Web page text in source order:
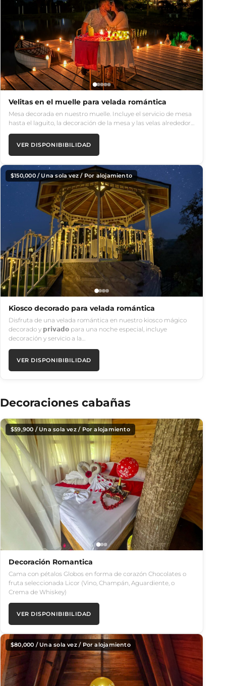
Velitas en el muelle para velada romántica
Mesa decorada en nuestro muelle. Incluye el servicio de mesa
hasta el laguito, la decoración de la mesa y las velas alrededor…
VER DISPONIBIBILIDAD
$150,000/ Una sola vez / Por alojamiento
Kiosco decorado para velada romántica
Disfruta de una velada romántica en nuestro kiosco mágico
decorado y 𝗽𝗿𝗶𝘃𝗮𝗱𝗼 para una noche especial, incluye
decoración y servicio a la…
VER DISPONIBIBILIDAD
Decoraciones cabañas
$59,900 / Una sola vez / Por alojamiento
Decoración Romantica
Cama con pétalos Globos en forma de corazón Chocolates o
fruta seleccionada Licor (Vino, Champán, Aguardiente, o
Crema de Whiskey)
VER DISPONIBIBILIDAD
$80,000 / Una sola vez / Por alojamiento